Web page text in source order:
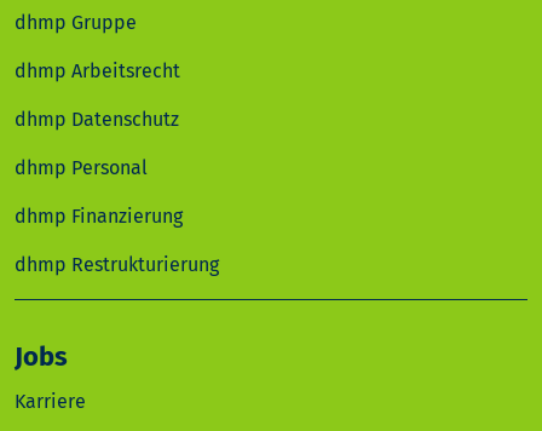
dhmp Gruppe
dhmp Arbeitsrecht
dhmp Datenschutz
dhmp Personal
dhmp Finanzierung
dhmp Restrukturierung
Jobs
Karriere